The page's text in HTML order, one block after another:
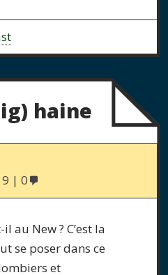
haine
0
New ? C’est la
se poser dans ce
et